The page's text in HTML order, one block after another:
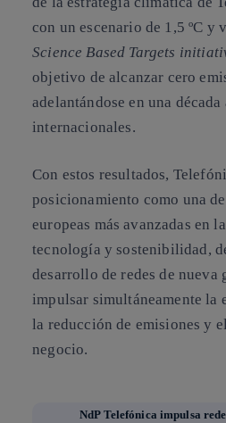
con un escenario de 1,5 ºC y
Science Based Targets
objetivo de alcanzar cero
adelantándose en una
internacionales.
Con estos resultados,
posicionamiento como una
europeas más avanzadas en
tecnología y sostenibilidad,
desarrollo de redes de nueva
impulsar simultáneamente la
la reducción de emisiones y
negocio.
NdP Telefónica impulsa